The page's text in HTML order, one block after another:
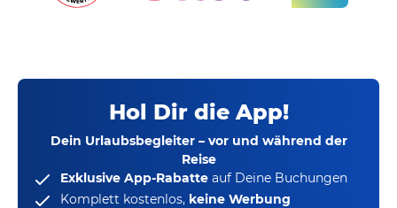
Hol Dir die App!
Dein Urlaubsbegleiter – vor und während der
Reise
Exklusive App-Rabatte auf Deine Buchungen
Komplett kostenlos, keine Werbung